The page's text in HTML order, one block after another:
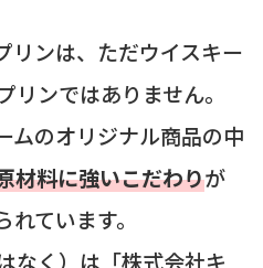
リンは、ただウイスキー
ンではありません。
ムのオリジナル商品の中
材料に強いこだわりが
ています。
なく）は「株式会社キ